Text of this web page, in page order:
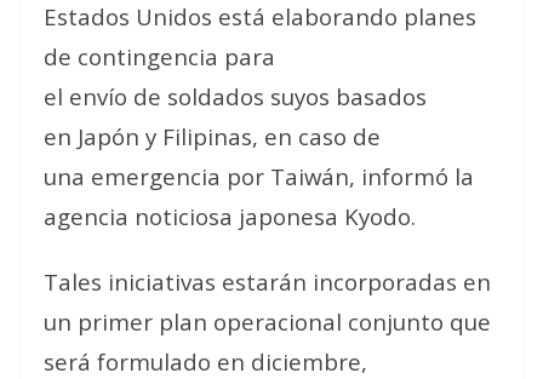
Estados Unidos está elaborando planes
de contingencia para
el envío de soldados suyos basados
en Japón y Filipinas, en caso de
una emergencia por Taiwán, informó la
agencia noticiosa japonesa Kyodo.
Tales iniciativas estarán incorporadas en
un primer plan operacional conjunto que
será formulado en diciembre,